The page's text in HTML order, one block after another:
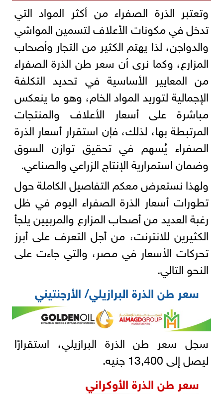
وتعتبر الذرة الصفراء من أكثر المواد التي
تدخل في مكونات الأعلاف لتسمين المواشي
والدواجن، لذا يهتم الكثير من التجار وأصحاب
المزارع، وكما نرى أن سعر طن الذرة الصفراء
من المعايير الأساسية في تحديد التكلفة
الإجمالية لتوريد المواد الخام، وهو ما ينعكس
مباشرة على أسعار الأعلاف والمنتجات
المرتبطة بها، لذلك، فإن استقرار أسعار الذرة
الصفراء يُسهم في تحقيق توازن السوق
وضمان استمرارية الإنتاج الزراعي والصناعي.
ولهذا نستعرض معكم التفاصيل الكاملة حول
تطورات أسعار الذرة الصفراء اليوم في ظل
رغبة العديد من أصحاب المزارع والمربيين يلجأ
الكثيرين للانترنت، من أجل التعرف على أبرز
تحركات الأسعار في مصر، والتي جاءت على
النحو التالي.
سعر طن الذرة البرازيلي/ الأرجنتيني
سجل سعر طن الذرة البرازيلي، استقرارًا
ليصل إلى 13,400 جنيه.
سعر طن الذرة الأوكراني